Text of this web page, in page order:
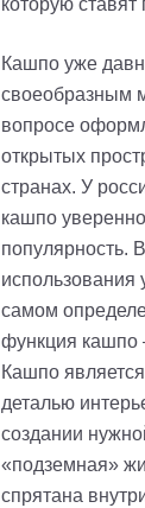
которую ставят
Кашпо уже
своеобразным
вопросе
открытых
странах. У
кашпо
популярность.
использования
самом
функция кашпо
Кашпо
деталью
создании
«подземная»
спрятана